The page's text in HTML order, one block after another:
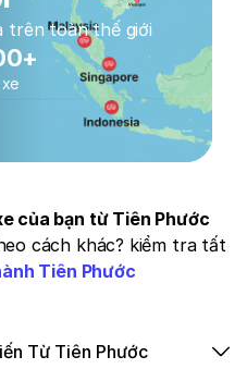
trên toàn thế giới
của bạn từ Tiên Phước
cách khác? kiểm tra tất
Tiên Phước
Từ Tiên Phước